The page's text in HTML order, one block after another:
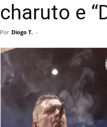
charuto e
Por Diogo T. -